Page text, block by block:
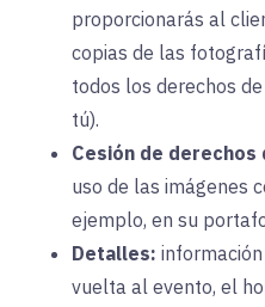
proporcionarás al
copias de las
todos los derechos
tú).
Cesión de derechos
uso de las imágenes
ejemplo, en su
Detalles:
vuelta al evento, el